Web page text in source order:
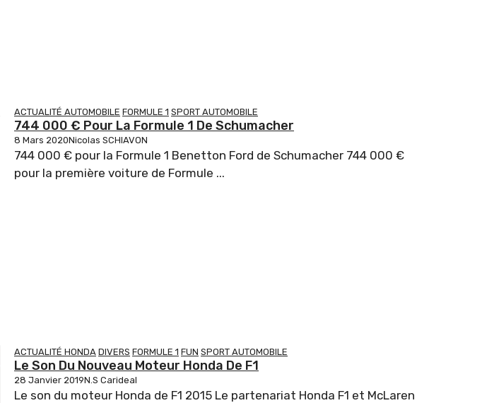
ACTUALITÉ AUTOMOBILE FORMULE 1 SPORT AUTOMOBILE
744 000 € Pour La Formule 1 De Schumacher
8 Mars 2020Nicolas SCHIAVON
744 000 € pour la Formule 1 Benetton Ford de Schumacher 744 000 €
pour la première voiture de Formule ...
ACTUALITÉ HONDA DIVERS FORMULE 1 FUN SPORT AUTOMOBILE
Le Son Du Nouveau Moteur Honda De F1
28 Janvier 2019N.S Carideal
Le son du moteur Honda de F1 2015 Le partenariat Honda F1 et McLaren